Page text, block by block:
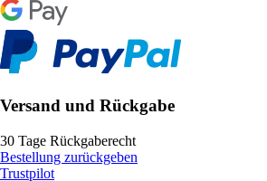
Versand und Rückgabe
30 Tage Rückgaberecht
Bestellung zurückgeben
Trustpilot